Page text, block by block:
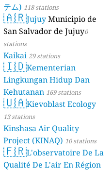
テム) 118 stations
🇦🇷Jujuy Municipio de
San Salvador de Jujuy0
stations
Kaikai 29 stations
🇮🇩Kementerian
Lingkungan Hidup Dan
Kehutanan 169 stations
🇺🇦Kievoblast Ecology
13 stations
Kinshasa Air Quality
Project (KINAQ) 10 stations
🇫🇷L'observatoire De La
Qualité De L'air En Région